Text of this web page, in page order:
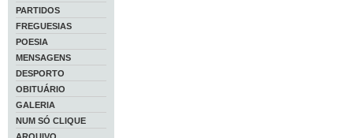
PARTIDOS
FREGUESIAS
POESIA
MENSAGENS
DESPORTO
OBITUÁRIO
GALERIA
NUM SÓ CLIQUE